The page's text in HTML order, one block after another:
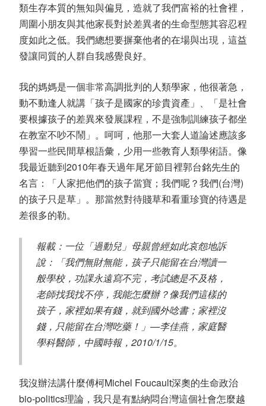
類生存本質的無知與偏見，造就了我們富裕的社會裡，
周圍小朋友與其他家長對於差異者的生命型態其容忍程
度如此之低。我們總想要摒棄他者的在場與出現，這益
發讓同質的人群自我感覺良好。
我的媽媽是一個非常高調批判的人類學家，他很著急，
動不動逢人就講「孩子是國家的珍貴資產」、「是社會
要根據孩子的差異來發展課程，不是強制訓練孩子都坐
在教室不吵不鬧」。呵呵，他那一大套人道論述應該多
學習一些民間草根語彙，少用一些教育人類學術語。像
我最近聽到2010年春天過年尾牙節目裡郭台銘先生的
名言：「人家把他們的孩子當寶；我們呢？我們(台灣)
的孩子只是草」。那當然對待賤草和看重珍寶的待遇是
差很多的勒。
報載：一位「過動兒」母親曾經如此哀怨地訴
說：「我們無財無能，孩子只能留在台灣讀一
般學校，功課永遠寫不完，考試總是不及格，
老師找我找不停，我能怎麼辦？像我們這樣的
孩子，家裡如果有錢，就到國外唸書；家裡沒
錢，只能留在台灣吃藥！」—李佳燕，家庭醫
學科醫師，中國時報，2010/1/15。
我沒辦法講什麼傅柯Michel Foucault深奧的生命政治
bio-politics理論，我只是有點納悶台灣這個社會怎麼越